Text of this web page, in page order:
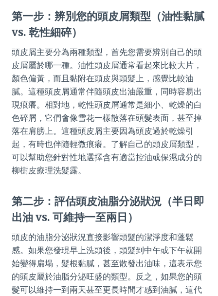
第一步：辨別您的頭皮屑類型（油性黏膩
vs. 乾性細碎）
頭皮屑主要分為兩種類型，首先您需要辨別自己的頭
皮屑屬於哪一種。油性頭皮屑通常看起來比較大片，
顏色偏黃，而且黏附在頭皮與頭髮上，感覺比較油
膩。這種頭皮屑通常伴隨頭皮出油嚴重，同時容易出
現痕癢。相對地，乾性頭皮屑通常是細小、乾燥的白
色碎屑，它們會像雪花一樣散落在頭髮表面，甚至掉
落在肩膀上。這種頭皮屑主要因為頭皮過於乾燥引
起，有時也伴隨輕微痕癢。了解自己的頭皮屑類型，
可以幫助您針對性地選擇含有適當控油或保濕成分的
柳樹皮療理洗髮露。
第二步：評估頭皮油脂分泌狀況（半日即
出油 vs. 可維持一至兩日）
頭皮的油脂分泌狀況直接影響頭髮的潔淨度和蓬鬆
感。如果您發現早上洗頭後，頭髮到中午或下午就開
始變得扁塌，髮根黏膩，甚至散發出油味，這表示您
的頭皮屬於油脂分泌旺盛的類型。反之，如果您的頭
髮可以維持一到兩天甚至更長時間才感到油膩，這代